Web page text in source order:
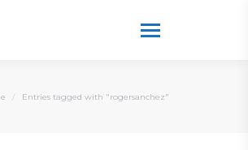
are here:
Entries tagged with "rogersanchez"